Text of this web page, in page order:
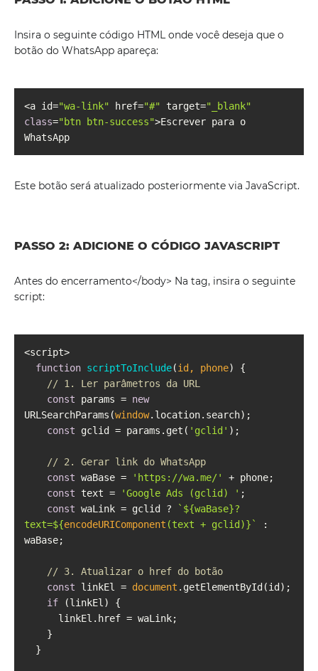
Insira o seguinte código HTML onde você deseja que o
botão do WhatsApp apareça:
<a id="wa-link" href="#" target="_blank"
class="btn btn-success">Escrever para o
WhatsApp
Este botão será atualizado posteriormente via JavaScript.
PASSO 2: ADICIONE O CÓDIGO JAVASCRIPT
Antes do encerramento</body> Na tag, insira o seguinte
script:
function scriptToInclude(id, phone)
// 1. Ler parâmetros da URL
const params = new
URLSearchParams(window
const gclid = params.get( 'gclid'
// 2. Gerar link do WhatsApp
const waBase = 'https://wa.me/'
const text = 'Google Ads (gclid) '
const waLink = gclid ? ` ${waBase}?
text=${encodeURIComponent (text + gclid)} `
:
// 3. Atualizar o href do botão
const linkEl = document
if